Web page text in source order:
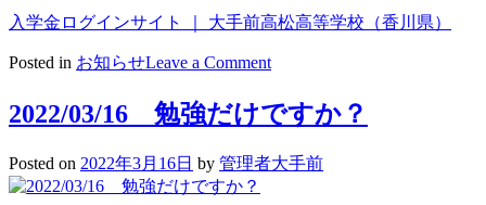
前
ね
入学金ログインサイト ｜ 大手前高松高等学校（香川県）
Posted in お知らせLeave a Commenton
日
ま
受
2022/03/16 勉強だけですか？
Posted on 2022年3月16日 by 管理者大手前